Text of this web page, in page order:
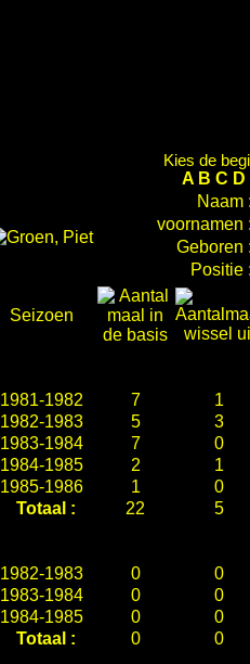
Kies de
A B C D
Naam
voornamen
Geboren
Positie
Seizoen
1981-1982 7
1
1982-1983
5
3
1983-1984
7
0
1984-1985
2
1
1985-1986
1
0
Totaal :
22 5
1982-1983 0
0
1983-1984
0
0
1984-1985
0
0
Totaal :
0 0